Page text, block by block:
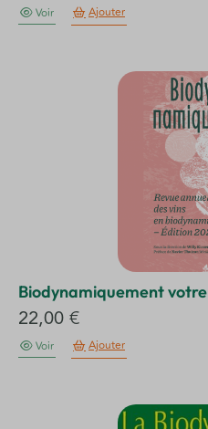
Voir Ajouter
Biodynamiquement votre
22,00€
Voir Ajouter